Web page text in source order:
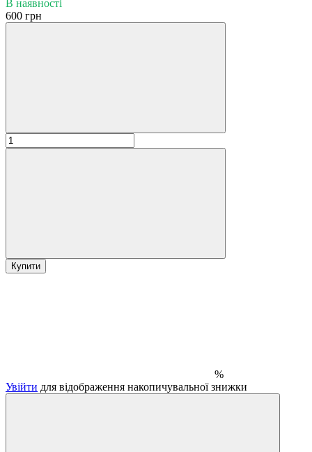
В наявності
600 грн
Купити
%
Увійти для відображення накопичувальної знижки